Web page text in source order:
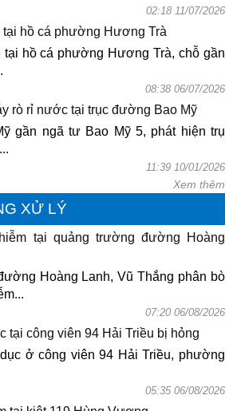
02:18 11/07/2026
tại hồ cá phường Hương Trà
tại hồ cá phường Hương Trà, chỗ gần
08:38 06/07/2026
rò rỉ nước tại trục đường Bao Mỹ
gần ngã tư Bao Mỹ 5, phát hiện trụ
11:39 10/01/2026
Xem thêm
XỬ LÝ
tại quảng trường đường Hoàng
Hoàng Lanh, Vũ Thắng phân bò
07:20 06/08/2026
tại công viên 94 Hải Triều bị hỏng
ở công viên 94 Hải Triều, phường
05:35 06/08/2026